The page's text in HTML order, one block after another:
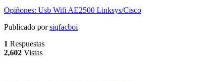
Opiñones: Usb Wifi AE2500 Linksys/Cisco
Publicado porsiqfacboi
1 Respuestas
2,602 Vistas